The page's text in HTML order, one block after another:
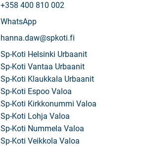
+358 400 810 002
WhatsApp
hanna.daw@spkoti.fi
Sp-Koti Helsinki Urbaanit
Sp-Koti Vantaa Urbaanit
Sp-Koti Klaukkala Urbaanit
Sp-Koti Espoo Valoa
Sp-Koti Kirkkonummi Valoa
Sp-Koti Lohja Valoa
Sp-Koti Nummela Valoa
Sp-Koti Veikkola Valoa